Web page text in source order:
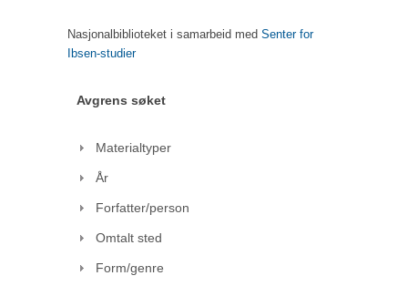
Nasjonalbiblioteket i samarbeid med Senter for
Ibsen-studier
Avgrens søket
Materialtyper
År
Forfatter/person
Omtalt sted
Form/genre